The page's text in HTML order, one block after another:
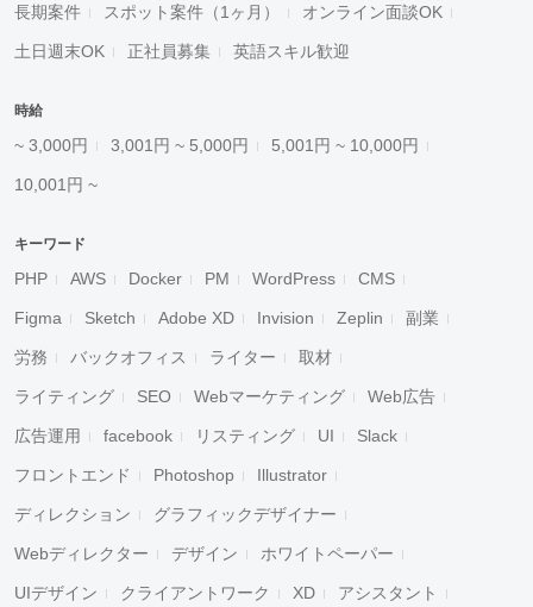
長期案件 スポット案件（1ヶ月） オンライン面談OK
土日週末OK 正社員募集 英語スキル歓迎
時給
~ 3,000円 3,001円 ~ 5,000円 5,001円 ~ 10,000円
10,001円 ~
キーワード
PHP AWS Docker PM WordPress CMS
Figma Sketch Adobe XD Invision Zeplin 副業
労務 バックオフィス ライター 取材
ライティング SEO Webマーケティング Web広告
広告運用 facebook リスティング UI Slack
フロントエンド Photoshop Illustrator
ディレクション グラフィックデザイナー
Webディレクター デザイン ホワイトペーパー
UIデザイン クライアントワーク XD アシスタント